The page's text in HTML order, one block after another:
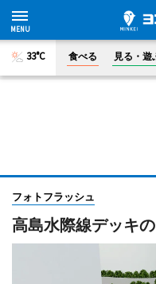
33°C 食べる 見る・遊
フォトフラッシュ
高島水際線デッキ